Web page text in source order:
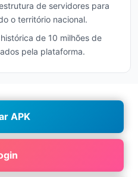
de servidores para
o território nacional.
de 10 milhões de
pela plataforma.
APK